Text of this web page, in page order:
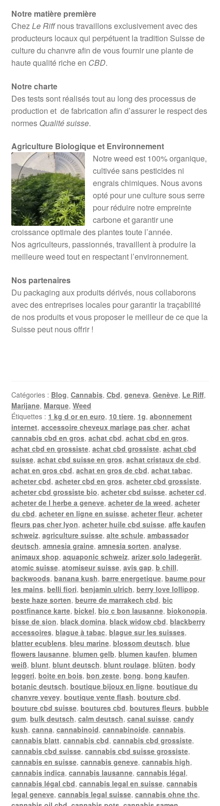
Notre matière première
ChezLe Riffnous travaillons exclusivement avec des
producteurs locaux qui perpétuent la tradition Suisse de
culture du chanvre afin de vous fournir une plante de
haute qualité riche en CBD.
Notre charte
Des tests sont réalisés tout au long des processus de
production et de fabrication afin d’assurer le respect des
normes Qualité suisse.
Agriculture Biologique et Environnement
Notre weed est 100% organique,
cultivée sans pesticides ni
engrais chimiques. Nous avons
opté pour une culture sous serre
pour réduire notre empreinte
carbone et garantir une
croissance optimale des plantes toute l’année.
Nos agriculteurs, passionnés, travaillent à produire la
meilleure weed tout en respectant l’environnement.
Nos partenaires
Du packaging aux produits dérivés, nous collaborons
avec des entreprises locales pour garantir la traçabilité
de nos produits et vous proposer le meilleur de ce que la
Suisse peut nous offrir !
Catégories : Blog, Cannabis, Cbd, geneva, Genève, Le Riff,
Marijane, Marque, Weed
Étiquettes : 1 kg d or en euro, 10 tiere, 1g, abonnement
internet, accessoire cheveux mariage pas cher, achat
cannabis cbd en gros, achat cbd, achat cbd en gros,
achat cbd en grossiste, achat cbd grossiste, achat cbd
suisse, achat cbd suisse en gros, achat cristaux de cbd,
achat en gros cbd, achat en gros de cbd, achat tabac,
acheter cbd, acheter cbd en gros, acheter cbd grossiste,
acheter cbd grossiste bio, acheter cbd suisse, acheter cd,
acheter de l herbe a geneve, acheter de la weed, acheter
du cbd, acheter en ligne en suisse, acheter fleur, acheter
fleurs pas cher lyon, acheter huile cbd suisse, affe kaufen
schweiz, agriculture suisse, alte schule, ambassador
deutsch, amnesia graine, amnesia sorten, analyse,
animaux shop, aquaponic schweiz, arizer solo ladegerät,
atomic suisse, atomiseur suisse, avis gap, b chill,
backwoods, banana kush, barre energetique, baume pour
les mains, belli fiori, benjamin ulrich, berry love lollipop,
beste haze sorten, beurre de marrakech cbd, bic
postfinance karte, bickel, bio c bon lausanne, biokonopia,
bisse de sion, black domina, black widow cbd, blackberry
accessoires, blague à tabac, blague sur les suisses,
blatter ecublens, bleu marine, blossom deutsch, blue
flowers lausanne, blumen gelb, blumen kaufen, blumen
weiß, blunt, blunt deutsch, blunt roulage, blüten, body
leggeri, boite en bois, bon zeste, bong, bong kaufen,
botanic deutsch, boutique bijoux en ligne, boutique du
chanvre vevey, boutique vente flash, bouture cbd,
bouture cbd suisse, boutures cbd, boutures fleurs, bubble
gum, bulk deutsch, calm deutsch, canal suisse, candy
kush, canna, cannabinoid, cannabinoide, cannabis,
cannabis blatt, cannabis cbd, cannabis cbd grossiste,
cannabis cbd suisse, cannabis cbd suisse grossiste,
cannabis en suisse, cannabis geneve, cannabis high,
cannabis indica, cannabis lausanne, cannabis légal,
cannabis légal cbd, cannabis legal en suisse, cannabis
legal geneve, cannabis legal suisse, cannabis ohne thc,